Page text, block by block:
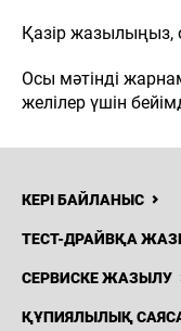
ЖАҢАЛЫҚТАР
Қазір жазылыңыз,
Осы мәтінді
желілер үшін
КЕРІ БАЙЛАНЫС
ТЕСТ-ДРАЙВҚА
СЕРВИСКЕ ЖАЗЫЛУ
ҚҰПИЯЛЫЛЫҚ